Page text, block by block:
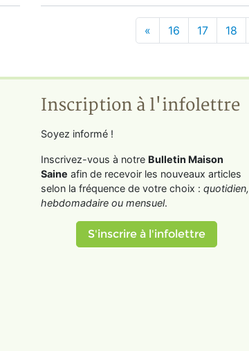
« 16 17 18
Inscription à l'infolettre
Soyez informé !
Inscrivez-vous à notre Bulletin Maison
Saine afin de recevoir les nouveaux articles
selon la fréquence de votre choix : quotidien,
hebdomadaire ou mensuel.
S'inscrire à l'infolettre